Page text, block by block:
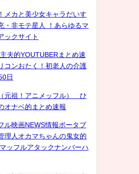
メカと美少女キャラだいす
・非モテ星人 ！あらゆるマ
ックサイト
夫的YOUTUBERまとめ速
コンおたく！初老人の介護
日
元祖！アニメッフル） ひ
オナベ的まとめ速報
ル映画NEWS情報ポータブ
理人オカマちゃんの鬼女的
ッフルアタックナンバーハ